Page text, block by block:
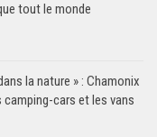
tout le monde
la nature » : Chamonix
cars et les vans